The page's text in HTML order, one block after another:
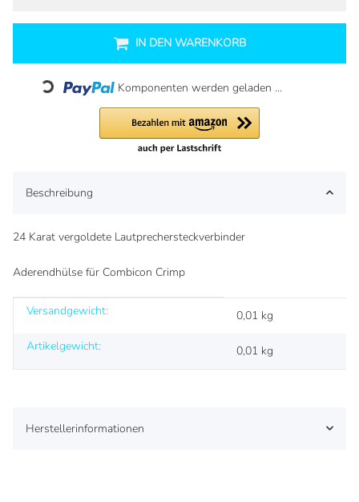
IN DEN WARENKORB
Loading... Komponenten werden geladen ...
Beschreibung
24 Karat vergoldete Lautprechersteckverbinder
Aderendhülse für Combicon Crimp
Produkteigenschaft
Wert
Versandgewicht:
0,01 kg
Artikelgewicht:
0,01 kg
Herstellerinformationen